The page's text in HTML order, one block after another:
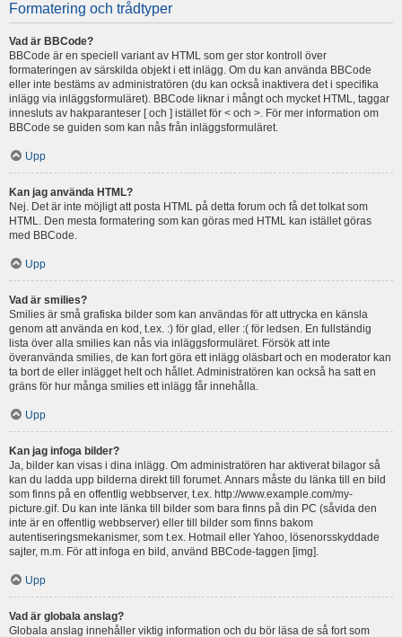
Formatering och trådtyper
Vad är BBCode?
BBCode är en speciell variant av HTML som ger stor kontroll över
formateringen av särskilda objekt i ett inlägg. Om du kan använda BBCode
eller inte bestäms av administratören (du kan också inaktivera det i specifika
inlägg via inläggsformuläret). BBCode liknar i mångt och mycket HTML, taggar
innesluts av hakparanteser [ och ] istället för < och >. För mer information om
BBCode se guiden som kan nås från inläggsformuläret.
Upp
Kan jag använda HTML?
Nej. Det är inte möjligt att posta HTML på detta forum och få det tolkat som
HTML. Den mesta formatering som kan göras med HTML kan istället göras
med BBCode.
Upp
Vad är smilies?
Smilies är små grafiska bilder som kan användas för att uttrycka en känsla
genom att använda en kod, t.ex. :) för glad, eller :( för ledsen. En fullständig
lista över alla smilies kan nås via inläggsformuläret. Försök att inte
överanvända smilies, de kan fort göra ett inlägg oläsbart och en moderator kan
ta bort de eller inlägget helt och hållet. Administratören kan också ha satt en
gräns för hur många smilies ett inlägg får innehålla.
Upp
Kan jag infoga bilder?
Ja, bilder kan visas i dina inlägg. Om administratören har aktiverat bilagor så
kan du ladda upp bilderna direkt till forumet. Annars måste du länka till en bild
som finns på en offentlig webbserver, t.ex. http://www.example.com/my-
picture.gif. Du kan inte länka till bilder som bara finns på din PC (såvida den
inte är en offentlig webbserver) eller till bilder som finns bakom
autentiseringsmekanismer, som t.ex. Hotmail eller Yahoo, lösenorsskyddade
sajter, m.m. För att infoga en bild, använd BBCode-taggen [img].
Upp
Vad är globala anslag?
Globala anslag innehåller viktig information och du bör läsa de så fort som